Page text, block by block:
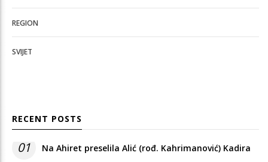
REGION
SVIJET
RECENT POSTS
01 Na Ahiret preselila Alić (rođ. Kahrimanović) Kadira